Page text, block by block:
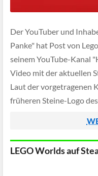
Der YouTuber und
Panke" hat Post von
seinem YouTube-Kanal
Video mit der aktuellen
Laut der vorgetragenen
früheren Steine-Logo
LEGO Worlds auf